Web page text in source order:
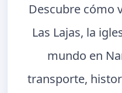
Descubre cómo
Las Lajas, la
mundo en
transporte,